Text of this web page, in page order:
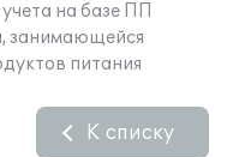
на базе ПП
занимающейся
питания
К списку